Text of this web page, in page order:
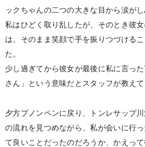
ックちゃんの二つの大きな目から涙がし
私はひどく取り乱したが、そのとき彼
は、そのまま笑顔で手を振りつづける
た。
少し過ぎてから彼女が最後に私に言っ
さん」という意味だとスタッフが教えて
夕方プノンペンに戻り、トンレサップ
の流れを見つめながら、私が会いに行
て良いことだったのだろうか、かえっ